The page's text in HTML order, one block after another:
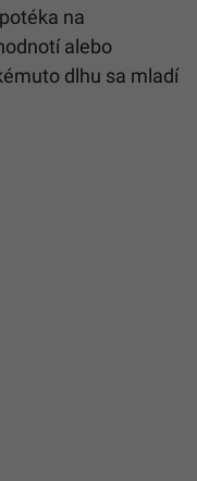
na
alebo
dlhu sa mladí